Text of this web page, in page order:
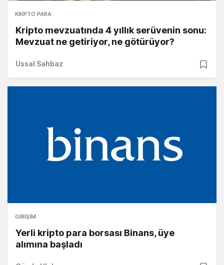
KRIPTO PARA
Kripto mevzuatında 4 yıllık serüvenin sonu:
Mevzuat ne getiriyor, ne götürüyor?
Ussal Sahbaz
GIRIŞIM
Yerli kripto para borsası Binans, üye
alımına başladı